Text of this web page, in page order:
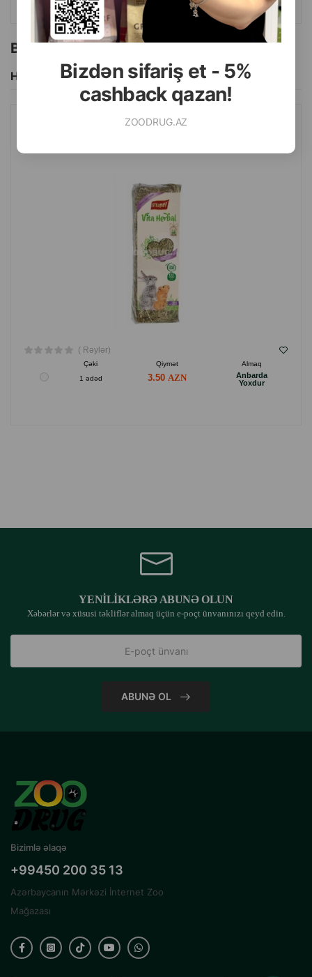
Bizdən sifariş et - 5%
cashback qazan!
ZOODRUG.AZ
Bu brendin başqa məhsulları
Hamısını Gör
( Rəylər)
Çəki Qiymət
Almaq
1 ədəd
3.50
Anbarda
Yoxdur
YENILIKLƏRƏ ABUNƏ OLUN
Xəbərlər və xüsusi təkliflər almaq üçün e-poçt ünvanınızı qeyd edin.
ABUNƏ OL
Bizimlə əlaqə
+99450 200 35 13
Azərbaycanın Mərkəzi İnternet Zoo
Mağazası